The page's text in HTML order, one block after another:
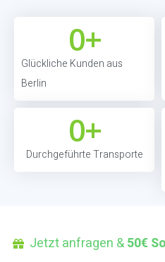
Glückliche Kunden aus
Berlin
0+
Durchgeführte Transporte
0+
Jetzt anfragen &50€